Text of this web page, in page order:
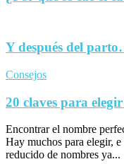
Y después del
Consejos
20 claves para
Encontrar el nombre
Hay muchos para elegir,
reducido de nombres ya...